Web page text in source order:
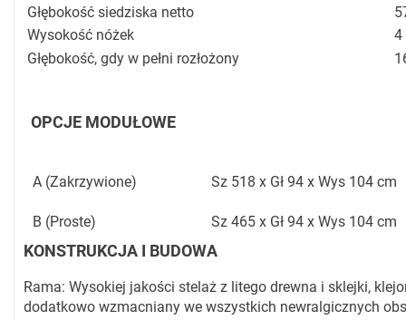
Głębokość siedziska netto
Wysokość nóżek
4
Głębokość, gdy w pełni rozłożony
OPCJE MODUŁOWE
A (Zakrzywione) Sz 518 x Gł 94 x Wys 104 cm
B (Proste) Sz 465 x Gł 94 x Wys 104 cm
KONSTRUKCJA I BUDOWA
Rama: Wysokiej jakości stelaż z litego drewna i sklejki,
dodatkowo wzmacniany we wszystkich newralgicznych